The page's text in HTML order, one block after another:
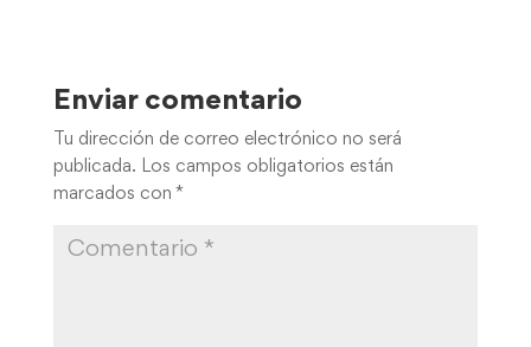
Enviar comentario
Tu dirección de correo electrónico no será
publicada. Los campos obligatorios están
marcados con *